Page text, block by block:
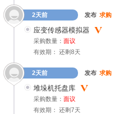
2天前 发布 求购
应变传感器模拟器
采购数量： 面议
有效期： 还剩8天
2天前 发布 求购
堆垛机托盘库
采购数量： 面议
有效期： 还剩7天